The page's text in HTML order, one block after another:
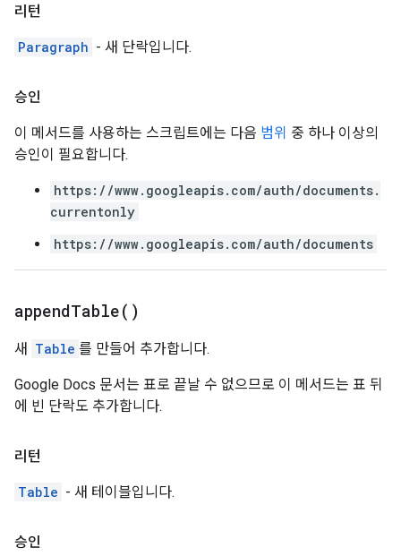
리턴
Paragraph - 새 단락입니다.
승인
이 메서드를 사용하는 스크립트에는 다음 범위 중 하나 이상의
승인이 필요합니다.
https://www.googleapis.com/auth/documents.
currentonly
https://www.googleapis.com/auth/documents
appendTable( )
새 Table 를 만들어 추가합니다.
Google Docs 문서는 표로 끝날 수 없으므로 이 메서드는 표 뒤
에 빈 단락도 추가합니다.
리턴
Table - 새 테이블입니다.
승인